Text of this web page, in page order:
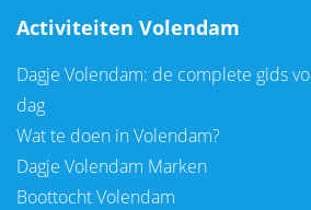
Activiteiten Volendam
Dagje Volendam: de complete gids
dag
Wat te doen in Volendam?
Dagje Volendam Marken
Boottocht Volendam